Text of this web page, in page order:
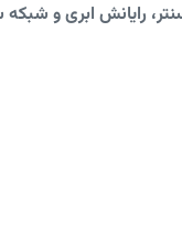
رایانش ابری و شبکه